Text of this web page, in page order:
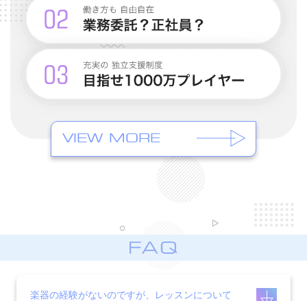
VIEW MORE
楽器の経験がないのですが、レッスンについて